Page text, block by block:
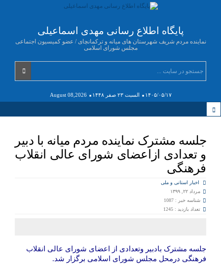
پایگاه اطلاع رسانی مهدی اسماعیلی
نماینده مردم شریف شهرستان های میانه و ترکمانچای / عضو کمیسیون اجتماعی
مجلس شورای اسلامی
۱۴۰۵/۰۵/۱۷ السبت ۲۳ صفر ۱۴۴۸ August 08,2026
️جلسه مشترک نماینده مردم میانه با دبیر
و تعدادی ازاعضای شورای عالی انقلاب
فرهنگی
اخبار استانی و ملی
مرداد ۲۲, ۱۳۹۹
شناسه خبر : 1087
تعداد بازدید : 1245
️جلسه مشترک بادبیر وتعدادی از اعضای شورای عالی انقلاب
فرهنگی درمحل مجلس شورای اسلامی برگزار شد.